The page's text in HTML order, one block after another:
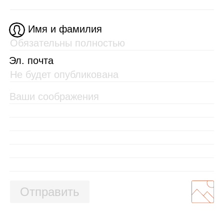
Имя и фамилия
Эл. почта
Отправить